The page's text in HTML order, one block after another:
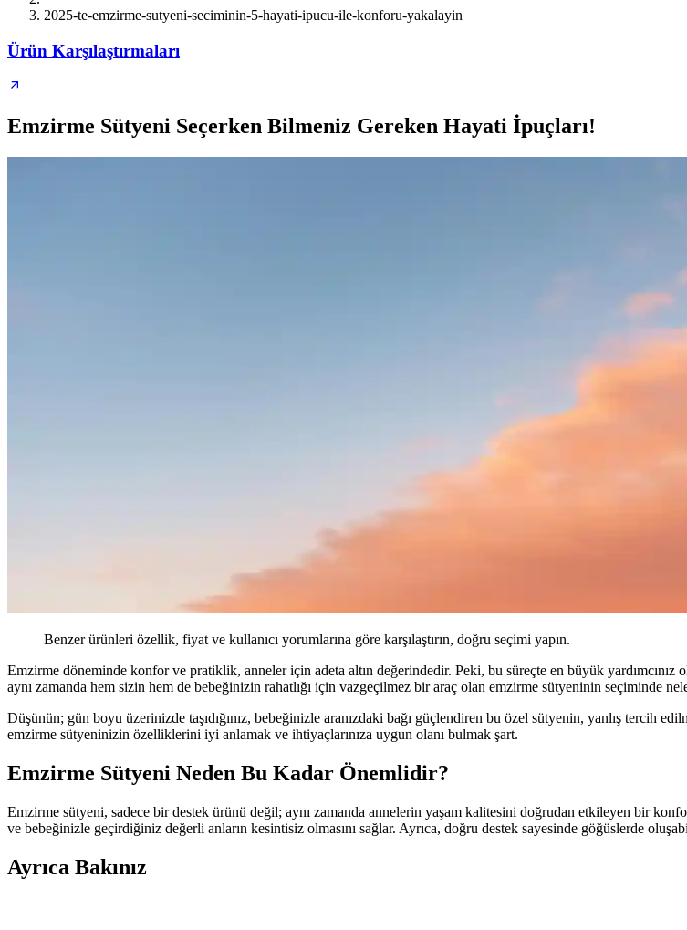
2025-te-emzirme-sutyeni-seciminin-5-hayati-ipucu-ile-konforu-yakalayin
Ürün Karşılaştırmaları
Emzirme Sütyeni Seçerken Bilmeniz Gereken Hayati İpuçları!
Benzer ürünleri özellik, fiyat ve kullanıcı yorumlarına göre karşılaştırın, doğru seçimi yapın.
Emzirme döneminde konfor ve pratiklik, anneler için adeta altın değerindedir. Peki, bu süreçte en büyük
aynı zamanda hem sizin hem de bebeğinizin rahatlığı için vazgeçilmez bir araç olan emzirme sütyeninin seçiminde
Düşünün; gün boyu üzerinizde taşıdığınız, bebeğinizle aranızdaki bağı güçlendiren bu özel sütyenin, yanlış tercih
emzirme sütyeninizin özelliklerini iyi anlamak ve ihtiyaçlarınıza uygun olanı bulmak şart.
Emzirme Sütyeni Neden Bu Kadar Önemlidir?
Emzirme sütyeni, sadece bir destek ürünü değil; aynı zamanda annelerin yaşam kalitesini doğrudan etkileyen bir
ve bebeğinizle geçirdiğiniz değerli anların kesintisiz olmasını sağlar. Ayrıca, doğru destek sayesinde göğüslerde
Ayrıca Bakınız